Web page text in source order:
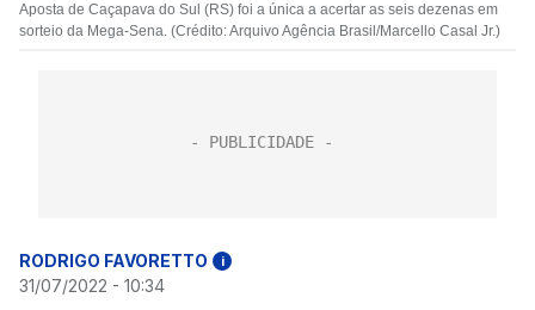
Aposta de Caçapava do Sul (RS) foi a única a acertar as seis dezenas em
sorteio da Mega-Sena. (Crédito: Arquivo Agência Brasil/Marcello Casal Jr.)
RODRIGO FAVORETTO i
31/07/2022 - 10:34